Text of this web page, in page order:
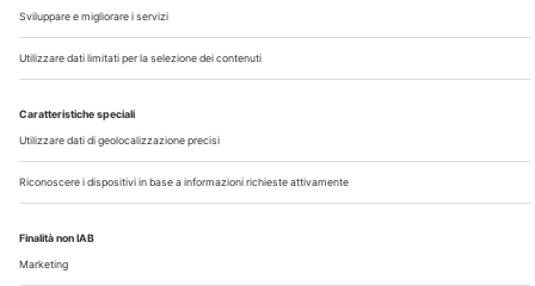
Note Legali
Privacy
©2026 Edra S.p.a | www.edraspa.it | P.iva 08056040960
| Tel. 02/881841 | Sede legale: Viale Enrico Forlanini 21 -
Registrazione Tribunale di Milano n° 5578/2022 del